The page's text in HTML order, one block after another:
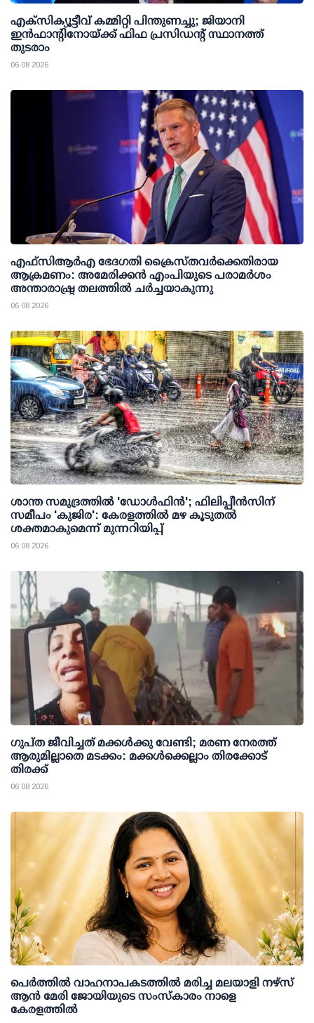
എക്സിക്യൂട്ടീവ് കമ്മിറ്റി പിന്തുണച്ചു; ജിയാനി
ഇന്‍ഫാന്റിനോയ്ക്ക് ഫിഫ പ്രസിഡന്റ് സ്ഥാനത്ത്
തുടരാം
06 08 2026
എഫ്‌സി‌ആര്‍‌എ ഭേദഗതി ക്രൈസ്തവർക്കെതിരായ
ആക്രമണം: അമേരിക്കൻ എംപിയുടെ പരാമർശം
അന്താരാഷ്ട്ര തലത്തിൽ ചർച്ചയാകുന്നു
06 08 2026
ശാന്ത സമുദ്രത്തില്‍ 'ഡോള്‍ഫിന്‍'; ഫിലിപ്പീന്‍സിന്
സമീപം 'കുജിര': കേരളത്തില്‍ മഴ കൂടുതല്‍
ശക്തമാകുമെന്ന് മുന്നറിയിപ്പ്
06 08 2026
ഗുപ്ത ജീവിച്ചത് മക്കള്‍ക്കു വേണ്ടി; മരണ നേരത്ത്
ആരുമില്ലാതെ മടക്കം: മക്കള്‍ക്കെല്ലാം തിരക്കോട്
തിരക്ക്
06 08 2026
പെർത്തിൽ വാഹനാപകടത്തിൽ മരിച്ച മലയാളി നഴ്സ്
ആൻ മേരി ജോയിയുടെ സംസ്കാരം നാളെ
കേരളത്തിൽ